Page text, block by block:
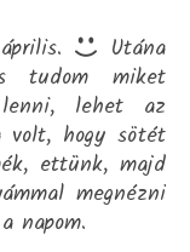
Utána
tudom miket
lehet az
volt, hogy sötét
ettünk, majd
megnézni
napom.